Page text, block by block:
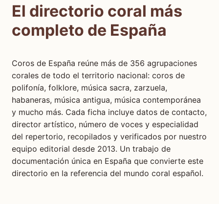
El directorio coral más
completo de España
Coros de España reúne más de 356 agrupaciones
corales de todo el territorio nacional: coros de
polifonía, folklore, música sacra, zarzuela,
habaneras, música antigua, música contemporánea
y mucho más. Cada ficha incluye datos de contacto,
director artístico, número de voces y especialidad
del repertorio, recopilados y verificados por nuestro
equipo editorial desde 2013. Un trabajo de
documentación única en España que convierte este
directorio en la referencia del mundo coral español.